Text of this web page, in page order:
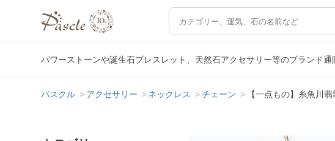
パワーストーンや誕生石ブレスレット、天然石アクセサリー等のブランド通
パスクル アクセサリー ネックレス チェーン 【一点もの】糸魚川